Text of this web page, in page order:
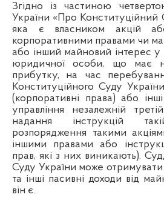
Згідно із частиною
України «Про Конституційний
яка є власником акцій
корпоративними правами чи
або інший майновий інтерес у
юридичної особи, що має
прибутку, на час
Конституційного Суду
(корпоративні права) або
управління незалежній
надання інструкцій
розпорядження такими
іншими правами або
прав, які з них виникають).
Суду України може отримувати
та інші пасивні доходи від
він є.